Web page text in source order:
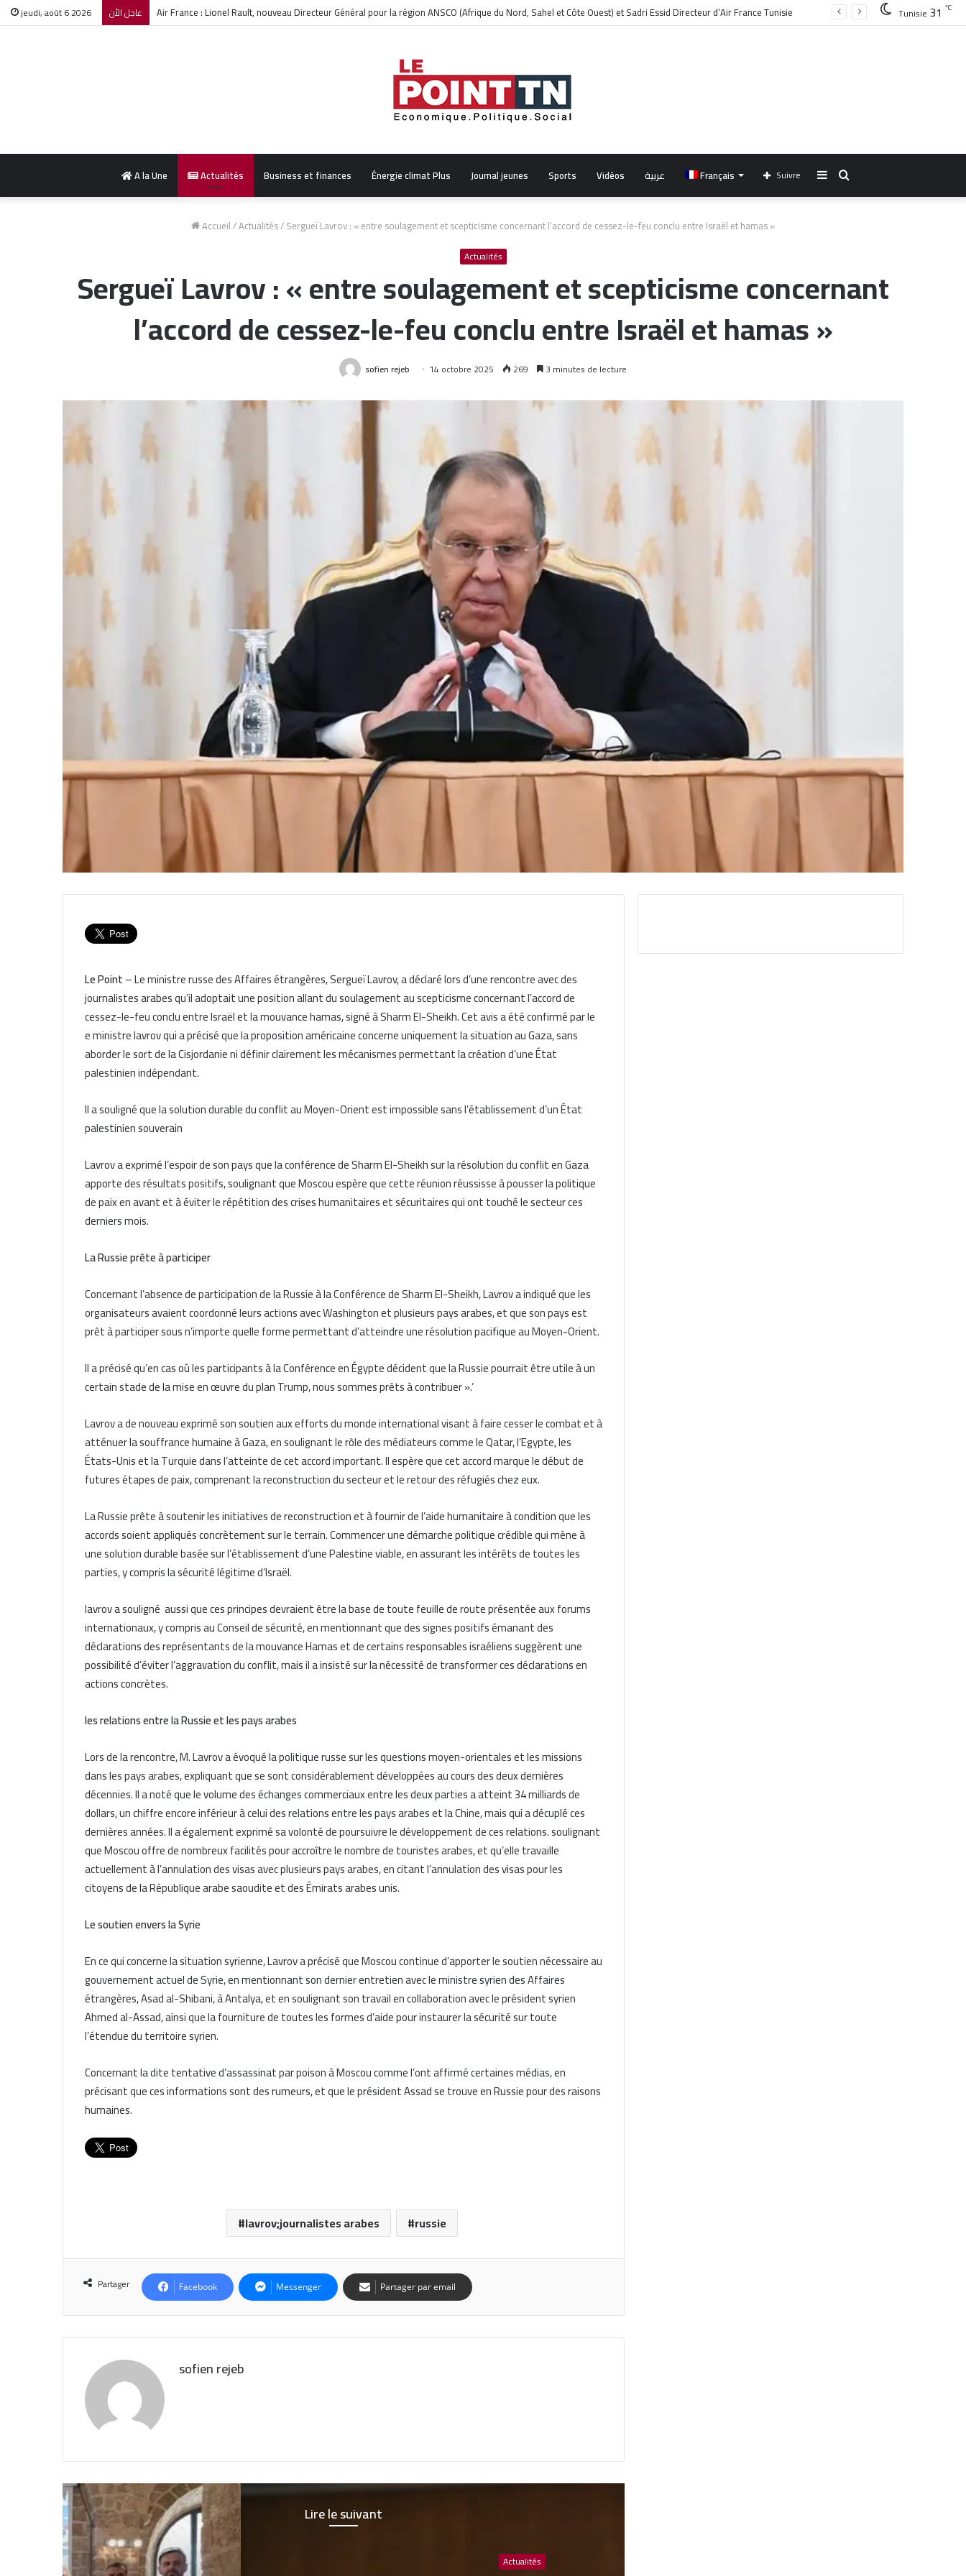
jeudi, août 6 2026 عاجل الأن le bilan de drame Boumerdès s’alourdit à 27 morts et 42 blessés Tunisie 31 ℃
A la Une Actualités Business et finances Énergie climat Plus Journal jeunes Sports Vidéos عربية Français Rechercher
Sidebar
Suivre
Accueil/Actualités/Sergueï Lavrov : « entre soulagement et scepticisme concernant l’accord de cessez-le-feu conclu entre Israël et hamas »
Actualités
Sergueï Lavrov : « entre soulagement et scepticisme concernant
l’accord de cessez-le-feu conclu entre Israël et hamas »
sofien rejeb 14 octobre 2025 269 3 minutes de lecture
Le Point– Le ministre russe des Affaires étrangères, Sergueï Lavrov, a déclaré lors d’une rencontre avec des
journalistes arabes qu’il adoptait une position allant du soulagement au scepticisme concernant l’accord de
cessez-le-feu conclu entre Israël et la mouvance hamas, signé à Sharm El-Sheikh. Cet avis a été confirmé par le
e ministre lavrov qui a précisé que la proposition américaine concerne uniquement la situation au Gaza, sans
aborder le sort de la Cisjordanie ni définir clairement les mécanismes permettant la création d’une État
palestinien indépendant.
Il a souligné que la solution durable du conflit au Moyen-Orient est impossible sans l’établissement d’un État
palestinien souverain
Lavrov a exprimé l’espoir de son pays que la conférence de Sharm El-Sheikh sur la résolution du conflit en Gaza
apporte des résultats positifs, soulignant que Moscou espère que cette réunion réussisse à pousser la politique
de paix en avant et à éviter le répétition des crises humanitaires et sécuritaires qui ont touché le secteur ces
derniers mois.
La Russie prête à participer
Concernant l’absence de participation de la Russie à la Conférence de Sharm El-Sheikh, Lavrov a indiqué que les
organisateurs avaient coordonné leurs actions avec Washington et plusieurs pays arabes, et que son pays est
prêt à participer sous n’importe quelle forme permettant d’atteindre une résolution pacifique au Moyen-Orient.
Il a précisé qu’en cas où les participants à la Conférence en Égypte décident que la Russie pourrait être utile à un
certain stade de la mise en œuvre du plan Trump, nous sommes prêts à contribuer ».’
Lavrov a de nouveau exprimé son soutien aux efforts du monde international visant à faire cesser le combat et à
atténuer la souffrance humaine à Gaza, en soulignant le rôle des médiateurs comme le Qatar, l’Egypte, les
États-Unis et la Turquie dans l’atteinte de cet accord important. Il espère que cet accord marque le début de
futures étapes de paix, comprenant la reconstruction du secteur et le retour des réfugiés chez eux.
La Russie prête à soutenir les initiatives de reconstruction et à fournir de l’aide humanitaire à condition que les
accords soient appliqués concrètement sur le terrain. Commencer une démarche politique crédible qui mène à
une solution durable basée sur l’établissement d’une Palestine viable, en assurant les intérêts de toutes les
parties, y compris la sécurité légitime d’Israël.
lavrov a souligné aussi que ces principes devraient être la base de toute feuille de route présentée aux forums
internationaux, y compris au Conseil de sécurité, en mentionnant que des signes positifs émanant des
déclarations des représentants de la mouvance Hamas et de certains responsables israéliens suggèrent une
possibilité d’éviter l’aggravation du conflit, mais il a insisté sur la nécessité de transformer ces déclarations en
actions concrètes.
les relations entre la Russie et les pays arabes
Lors de la rencontre, M. Lavrov a évoqué la politique russe sur les questions moyen-orientales et les missions
dans les pays arabes, expliquant que se sont considérablement développées au cours des deux dernières
décennies. Il a noté que le volume des échanges commerciaux entre les deux parties a atteint 34 milliards de
dollars, un chiffre encore inférieur à celui des relations entre les pays arabes et la Chine, mais qui a décuplé ces
dernières années. Il a également exprimé sa volonté de poursuivre le développement de ces relations. soulignant
que Moscou offre de nombreux facilités pour accroître le nombre de touristes arabes, et qu’elle travaille
actuellement à l’annulation des visas avec plusieurs pays arabes, en citant l’annulation des visas pour les
citoyens de la République arabe saoudite et des Émirats arabes unis.
Le soutien envers la Syrie
En ce qui concerne la situation syrienne, Lavrov a précisé que Moscou continue d’apporter le soutien nécessaire au
gouvernement actuel de Syrie, en mentionnant son dernier entretien avec le ministre syrien des Affaires
étrangères, Asad al-Shibani, à Antalya, et en soulignant son travail en collaboration avec le président syrien
Ahmed al-Assad, ainsi que la fourniture de toutes les formes d’aide pour instaurer la sécurité sur toute
l’étendue du territoire syrien.
Concernant la dite tentative d’assassinat par poison à Moscou comme l’ont affirmé certaines médias, en
précisant que ces informations sont des rumeurs, et que le président Assad se trouve en Russie pour des raisons
humaines.
lavrov;journalistes arabes russie
Partager Facebook Messenger Partager par email
sofien rejeb
Lire le suivant